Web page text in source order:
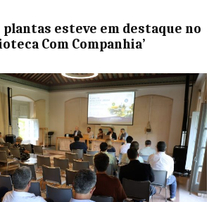
plantas esteve em destaque no
Com Companhia’